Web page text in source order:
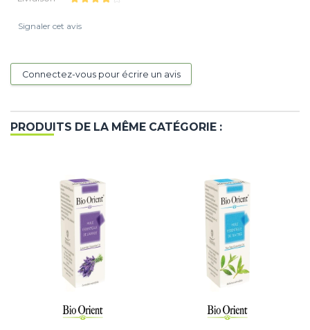
Signaler cet avis
Connectez-vous pour écrire un avis
PRODUITS DE LA MÊME CATÉGORIE :